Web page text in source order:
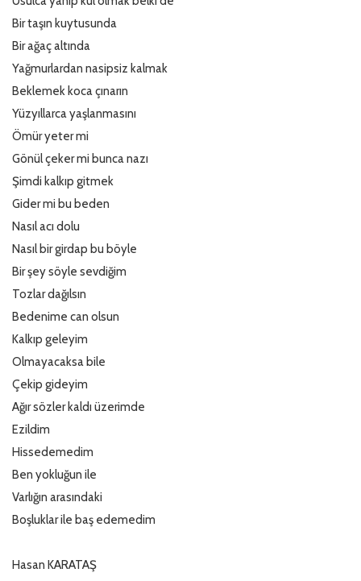
Bir taşın kuytusunda
Bir ağaç altında
Yağmurlardan nasipsiz kalmak
Beklemek koca çınarın
Yüzyıllarca yaşlanmasını
Ömür yeter mi
Gönül çeker mi bunca nazı
Şimdi kalkıp gitmek
Gider mi bu beden
Nasıl acı dolu
Nasıl bir girdap bu böyle
Bir şey söyle sevdiğim
Tozlar dağılsın
Bedenime can olsun
Kalkıp geleyim
Olmayacaksa bile
Çekip gideyim
Ağır sözler kaldı üzerimde
Ezildim
Hissedemedim
Ben yokluğun ile
Varlığın arasındaki
Boşluklar ile baş edemedim
Hasan KARATAŞ